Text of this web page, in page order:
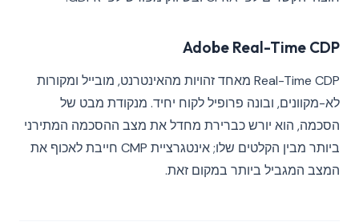
Adobe Real-Time CDP
Real-Time CDP מאחד זהויות מהאינטרנט, מובייל ומקורות
לא-מקוונים, ובונה פרופיל לקוח יחיד. מנקודת מבט של
הסכמה, הוא יורש כברירת מחדל את מצב ההסכמה המתירני
ביותר מבין הקלטים שלו; אינטגרציית CMP חייבת לאכוף את
המצב המגביל ביותר במקום זאת.